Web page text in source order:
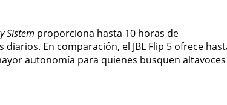
Sistem proporciona hasta 10 horas de
En comparación, el JBL Flip 5 ofrece
autonomía para quienes busquen altavoces